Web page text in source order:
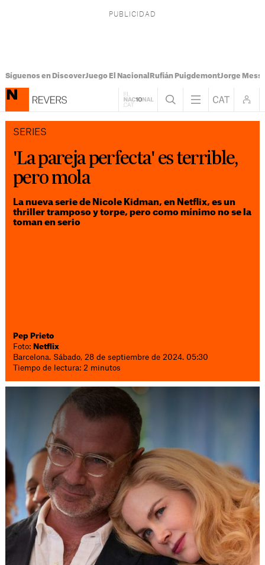
Síguenos en DiscoverJuego El Nacional Rufián PuigdemontJorge Messi
SERIES
'La pareja perfecta' es terrible,
pero mola
La nueva serie de Nicole Kidman, en Netflix, es un
thriller tramposo y torpe, pero como mínimo no se la
toman en serio
Pep Prieto
Foto: Netflix
Barcelona. Sábado, 28 de septiembre de 2024. 05:30
Tiempo de lectura: 2 minutos